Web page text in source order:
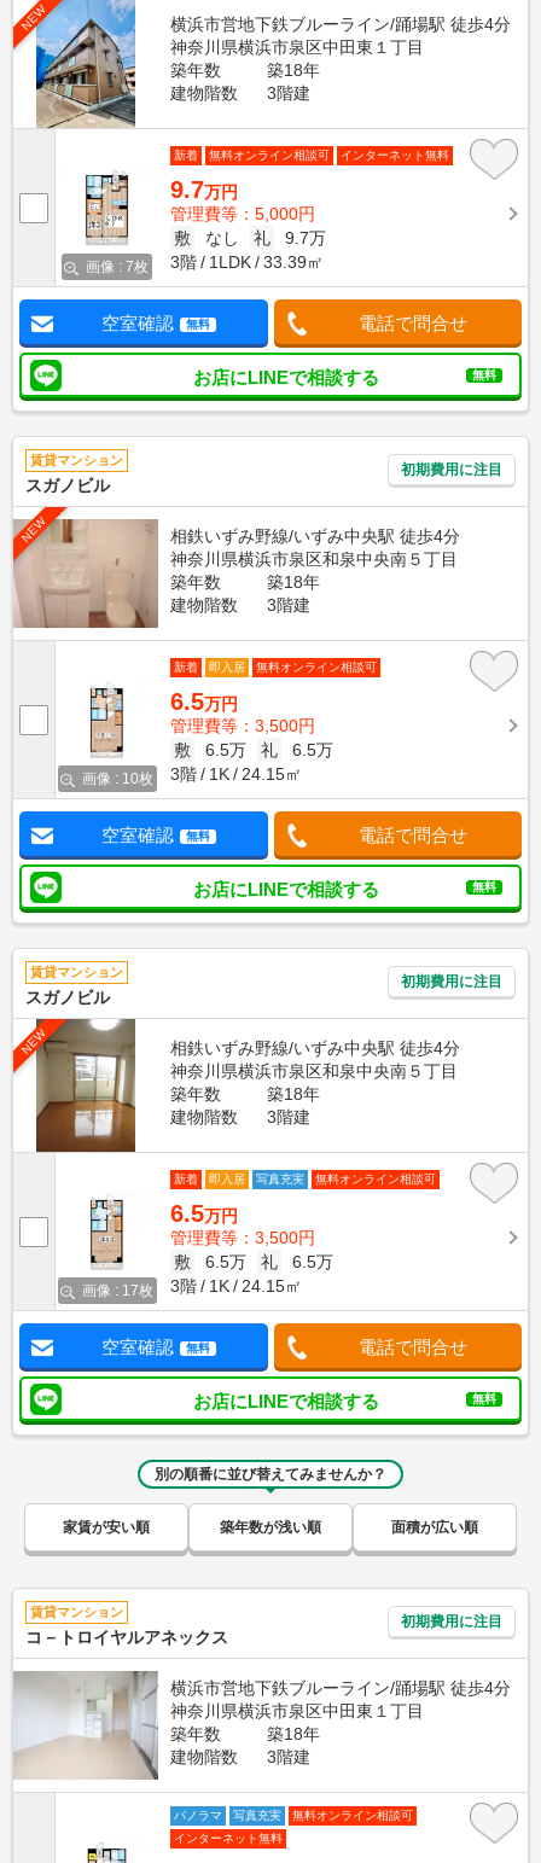
NEW
横浜市営地下鉄ブルーライン/踊場駅 徒歩4分
神奈川県横浜市泉区中田東１丁目
築年数
築18年
建物階数
3階建
画像 : 7枚
新着 無料オンライン相談可 インターネット無料
9.7万円
管理費等：5,000円
敷
なし 礼
9.7万
3階
1LDK 33.39㎡
空室確認 無料 電話で問合せ
お店にLINEで相談する 無料
賃貸マンション
スガノビル
初期費用に注目
NEW
相鉄いずみ野線/いずみ中央駅 徒歩4分
神奈川県横浜市泉区和泉中央南５丁目
築年数
築18年
建物階数
3階建
画像 : 10枚
新着 即入居 無料オンライン相談可
6.5万円
管理費等：3,500円
敷
6.5万 礼
6.5万
3階
1K 24.15㎡
空室確認 無料 電話で問合せ
お店にLINEで相談する 無料
賃貸マンション
スガノビル
初期費用に注目
NEW
相鉄いずみ野線/いずみ中央駅 徒歩4分
神奈川県横浜市泉区和泉中央南５丁目
築年数
築18年
建物階数
3階建
画像 : 17枚
新着 即入居 写真充実 無料オンライン相談可
6.5万円
管理費等：3,500円
敷
6.5万 礼
6.5万
3階
1K 24.15㎡
空室確認 無料 電話で問合せ
お店にLINEで相談する 無料
別の順番に並び替えてみませんか？
家賃が安い順 築年数が浅い順 面積が広い順
賃貸マンション
コ－トロイヤルアネックス
初期費用に注目
横浜市営地下鉄ブルーライン/踊場駅 徒歩4分
神奈川県横浜市泉区中田東１丁目
築年数
築18年
建物階数
3階建
パノラマ 写真充実
無料オンライン相談可
インターネット無料